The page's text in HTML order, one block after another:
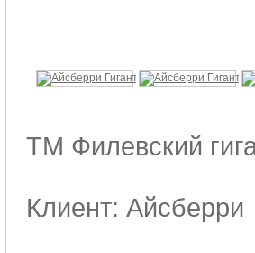
ТМ Филевский
Клиент: Айсберри